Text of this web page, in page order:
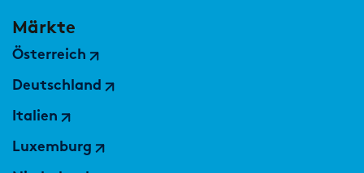
Märkte
Österreich
Deutschland
Italien
Luxemburg